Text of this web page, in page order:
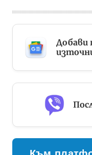
Добави